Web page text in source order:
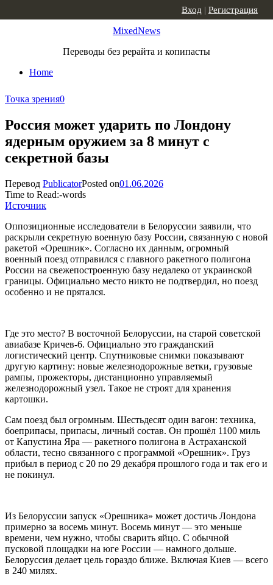
MixedNews
Переводы без рерайта и копипасты
Home
Вход | Регистрация
Точка зрения0
Россия может ударить по Лондону
ядерным оружием за 8 минут с
секретной базы
Перевод PublicatorPosted on01.06.2026
Time to Read:-words
Источник
Оппозиционные исследователи в Белоруссии заявили, что
раскрыли секретную военную базу России, связанную с новой
ракетой «Орешник». Согласно их данным, огромный
военный поезд отправился с главного ракетного полигона
России на свежепостроенную базу недалеко от украинской
границы. Официально место никто не подтвердил, но поезд
особенно и не прятался.
Где это место? В восточной Белоруссии, на старой советской
авиабазе Кричев-6. Официально это гражданский
логистический центр. Спутниковые снимки показывают
другую картину: новые железнодорожные ветки, грузовые
рампы, прожекторы, дистанционно управляемый
железнодорожный узел. Такое не строят для хранения
картошки.
Сам поезд был огромным. Шестьдесят один вагон: техника,
боеприпасы, припасы, личный состав. Он прошёл 1100 миль
от Капустина Яра — ракетного полигона в Астраханской
области, тесно связанного с программой «Орешник». Груз
прибыл в период с 20 по 29 декабря прошлого года и так его и
не покинул.
Из Белоруссии запуск «Орешника» может достичь Лондона
примерно за восемь минут. Восемь минут — это меньше
времени, чем нужно, чтобы сварить яйцо. С обычной
пусковой площадки на юге России — намного дольше.
Белоруссия делает цель гораздо ближе. Включая Киев — всего
в 240 милях.